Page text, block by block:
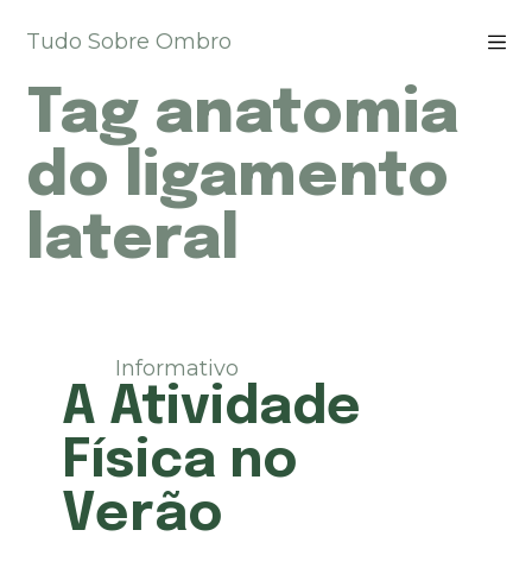
u
a
a
r
o
Tudo Sobre Ombro
Tag anatomia
do ligamento
lateral
Informativo
A Atividade
Física no
Verão